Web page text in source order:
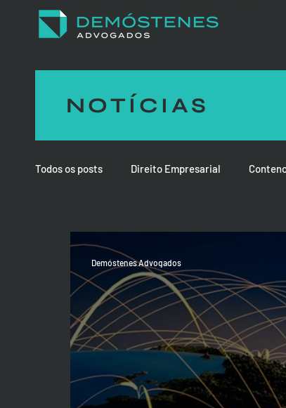
NOTÍCIAS
Todos os posts Direito Empresarial
Demóstenes Advogados